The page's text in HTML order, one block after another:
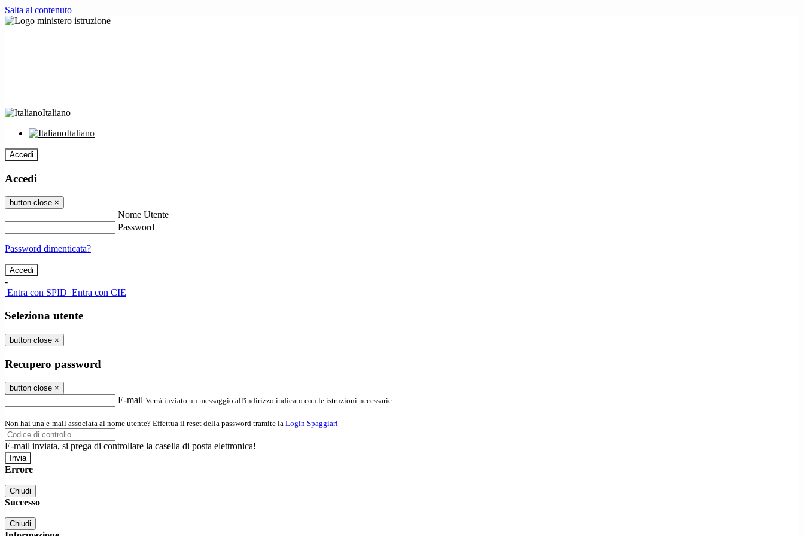
Salta al contenuto
Italiano
Italiano
Accedi
Accedi
button close ×
Nome Utente
Password
Password dimenticata?
-
Entra con SPID Entra con CIE
Seleziona utente
button close ×
Recupero password
button close ×
E-mail Verrà inviato un messaggio all'indirizzo indicato con le istruzioni necessarie.
Non hai una e-mail associata al nome utente? Effettua il reset della password tramite la Login Spaggiari
E-mail inviata, si prega di controllare la casella di posta elettronica!
Errore
Chiudi
Successo
Chiudi